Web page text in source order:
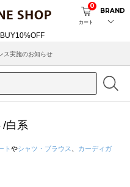
カート
0
BRAND
停止について
/白系
ト やシャツ・ブラウス
カーディガ